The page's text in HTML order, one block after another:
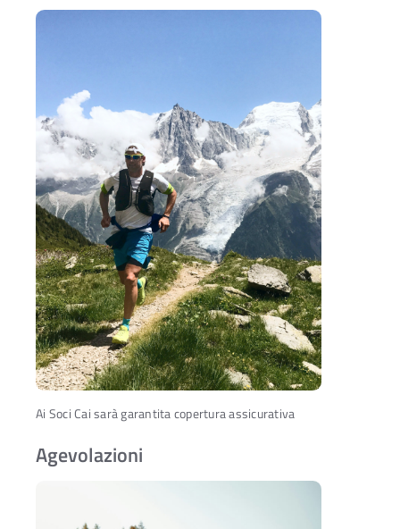
Ai Soci Cai sarà garantita copertura assicurativa
Agevolazioni